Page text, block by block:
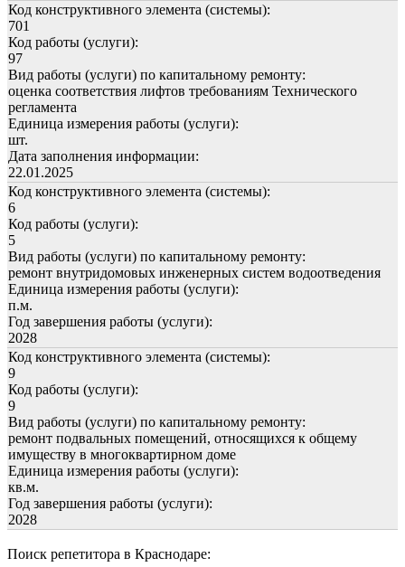
Код конструктивного элемента (системы):
701
Код работы (услуги):
97
Вид работы (услуги) по капитальному ремонту:
оценка соответствия лифтов требованиям Технического
регламента
Единица измерения работы (услуги):
шт.
Дата заполнения информации:
22.01.2025
Код конструктивного элемента (системы):
6
Код работы (услуги):
5
Вид работы (услуги) по капитальному ремонту:
ремонт внутридомовых инженерных систем водоотведения
Единица измерения работы (услуги):
п.м.
Год завершения работы (услуги):
2028
Код конструктивного элемента (системы):
9
Код работы (услуги):
9
Вид работы (услуги) по капитальному ремонту:
ремонт подвальных помещений, относящихся к общему
имуществу в многоквартирном доме
Единица измерения работы (услуги):
кв.м.
Год завершения работы (услуги):
2028
Поиск репетитора в Краснодаре: